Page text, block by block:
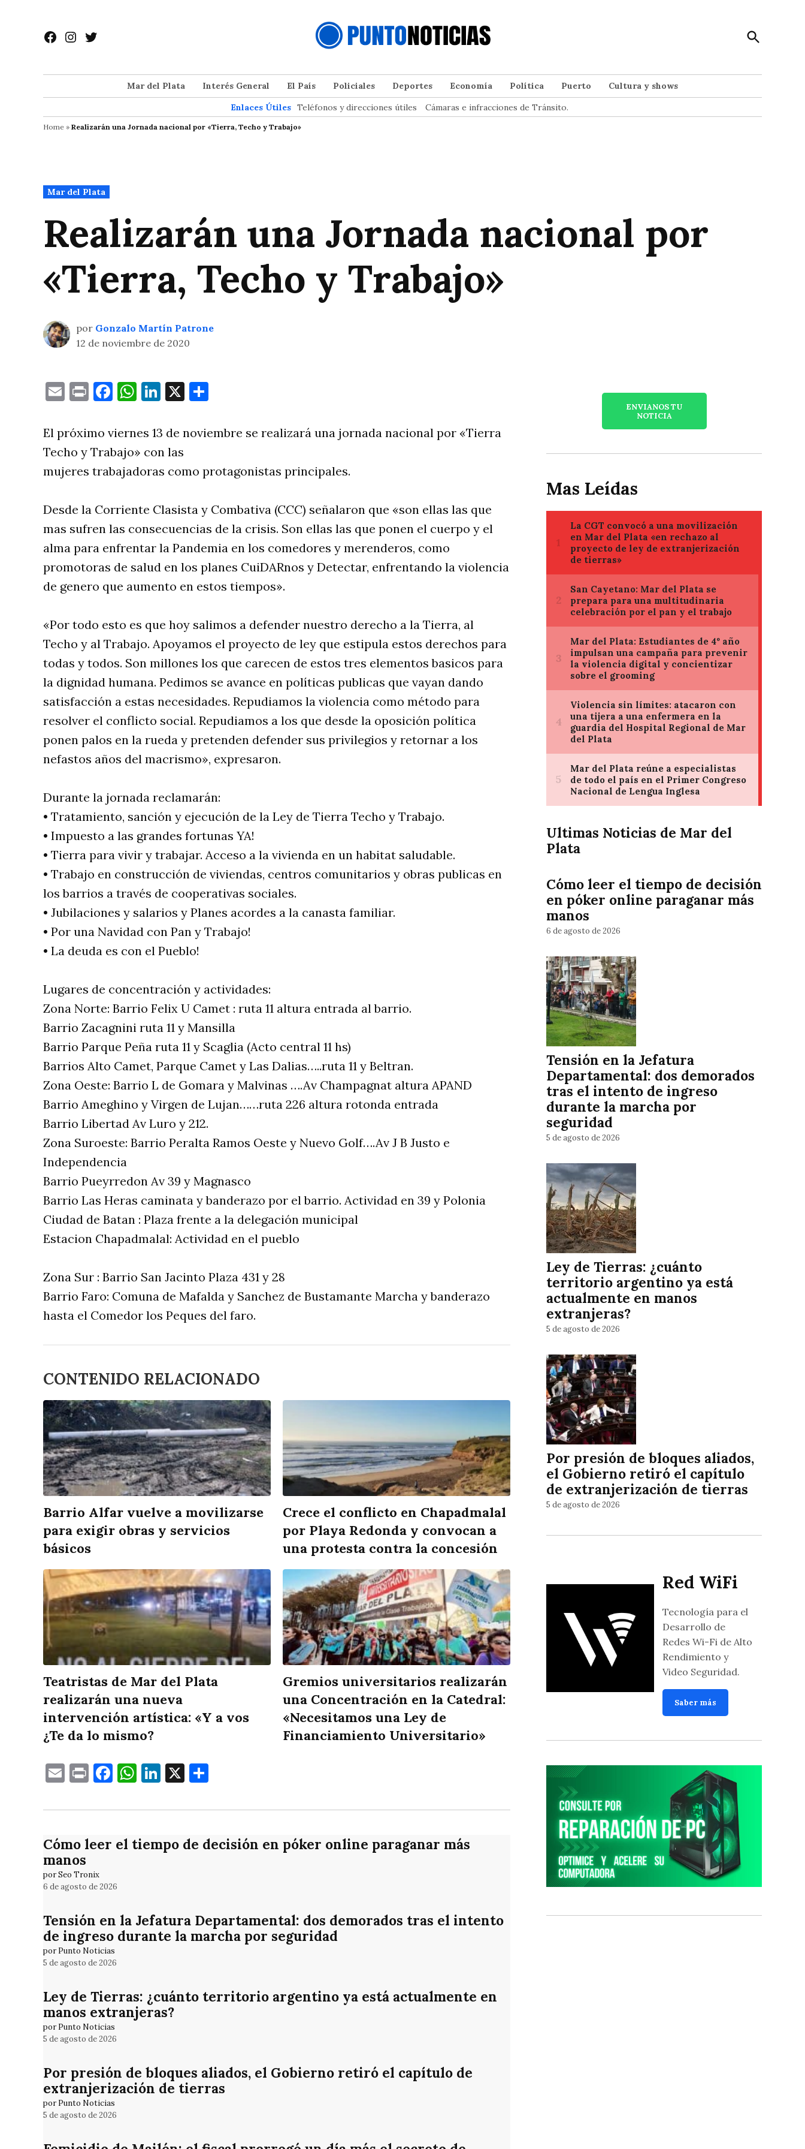
contenido
Facebook
Instagram
Twitter
Open
Search
Mar del Plata Interés General El País Policiales Deportes Economía Política Puerto
Cultura y shows
Enlaces Útiles Teléfonos y direcciones útiles Cámaras e infracciones de Tránsito.
Home » Realizarán una Jornada nacional por «Tierra, Techo y Trabajo»
Publicado
en
Mar del Plata
Realizarán una Jornada nacional por
«Tierra, Techo y Trabajo»
por Gonzalo Martín Patrone
12 de noviembre de 2020
EmailPrintFacebook
WhatsApp
LinkedIn
X
El próximo viernes 13 de noviembre se realizará una jornada nacional por «Tierra
Techo y Trabajo» con las
mujeres trabajadoras como protagonistas principales.
Desde la Corriente Clasista y Combativa (CCC) señalaron que «son ellas las que
mas sufren las consecuencias de la crisis. Son ellas las que ponen el cuerpo y el
alma para enfrentar la Pandemia en los comedores y merenderos, como
promotoras de salud en los planes CuiDARnos y Detectar, enfrentando la violencia
de genero que aumento en estos tiempos».
«Por todo esto es que hoy salimos a defender nuestro derecho a la Tierra, al
Techo y al Trabajo. Apoyamos el proyecto de ley que estipula estos derechos para
todas y todos. Son millones los que carecen de estos tres elementos basicos para
la dignidad humana. Pedimos se avance en políticas publicas que vayan dando
satisfacción a estas necesidades. Repudiamos la violencia como método para
resolver el conflicto social. Repudiamos a los que desde la oposición política
ponen palos en la rueda y pretenden defender sus privilegios y retornar a los
nefastos años del macrismo», expresaron.
Durante la jornada reclamarán:
• Tratamiento, sanción y ejecución de la Ley de Tierra Techo y Trabajo.
• Impuesto a las grandes fortunas YA!
• Tierra para vivir y trabajar. Acceso a la vivienda en un habitat saludable.
• Trabajo en construcción de viviendas, centros comunitarios y obras publicas en
los barrios a través de cooperativas sociales.
• Jubilaciones y salarios y Planes acordes a la canasta familiar.
• Por una Navidad con Pan y Trabajo!
• La deuda es con el Pueblo!
Lugares de concentración y actividades:
Zona Norte: Barrio Felix U Camet : ruta 11 altura entrada al barrio.
Barrio Zacagnini ruta 11 y Mansilla
Barrio Parque Peña ruta 11 y Scaglia (Acto central 11 hs)
Barrios Alto Camet, Parque Camet y Las Dalias…..ruta 11 y Beltran.
Zona Oeste: Barrio L de Gomara y Malvinas ….Av Champagnat altura APAND
Barrio Ameghino y Virgen de Lujan……ruta 226 altura rotonda entrada
Barrio Libertad Av Luro y 212.
Zona Suroeste: Barrio Peralta Ramos Oeste y Nuevo Golf….Av J B Justo e
Independencia
Barrio Pueyrredon Av 39 y Magnasco
Barrio Las Heras caminata y banderazo por el barrio. Actividad en 39 y Polonia
Ciudad de Batan : Plaza frente a la delegación municipal
Estacion Chapadmalal: Actividad en el pueblo
Zona Sur : Barrio San Jacinto Plaza 431 y 28
Barrio Faro: Comuna de Mafalda y Sanchez de Bustamante Marcha y banderazo
hasta el Comedor los Peques del faro.
CONTENIDO RELACIONADO
Barrio Alfar vuelve a movilizarse
para exigir obras y servicios
básicos
Crece el conflicto en Chapadmalal
por Playa Redonda y convocan a
una protesta contra la concesión
Teatristas de Mar del Plata
realizarán una nueva
intervención artística: «Y a vos
¿Te da lo mismo?
Gremios universitarios realizarán
una Concentración en la Catedral:
«Necesitamos una Ley de
Financiamiento Universitario»
EmailPrintFacebook
WhatsApp
LinkedIn
X
Cómo leer el tiempo de decisión en póker online paraganar más
manos
por Seo Tronix
6 de agosto de 2026
Tensión en la Jefatura Departamental: dos demorados tras el intento
de ingreso durante la marcha por seguridad
por Punto Noticias
5 de agosto de 2026
Ley de Tierras: ¿cuánto territorio argentino ya está actualmente en
manos extranjeras?
por Punto Noticias
5 de agosto de 2026
Por presión de bloques aliados, el Gobierno retiró el capítulo de
extranjerización de tierras
por Punto Noticias
5 de agosto de 2026
ENVIANOS TU
NOTICIA
Mas Leídas
Ultimas Noticias de Mar del
Plata
Cómo leer el tiempo de decisión
en póker online paraganar más
manos
6 de agosto de 2026
Tensión en la Jefatura
Departamental: dos demorados
tras el intento de ingreso
durante la marcha por
seguridad
5 de agosto de 2026
Ley de Tierras: ¿cuánto
territorio argentino ya está
actualmente en manos
extranjeras?
5 de agosto de 2026
Por presión de bloques aliados,
el Gobierno retiró el capítulo
de extranjerización de tierras
5 de agosto de 2026
Red WiFi
Tecnología para el
Desarrollo de
Redes Wi-Fi de Alto
Rendimiento y
Video Seguridad.
Saber más